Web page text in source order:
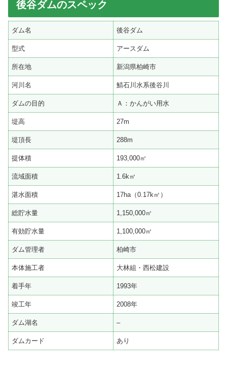
後谷ダムのスペック
ダム名 後谷ダム
型式 アースダム
所在地 新潟県柏崎市
河川名 鯖石川水系後谷川
ダムの目的 Ａ：かんがい用水
堤高 27m
堤頂長 288m
提体積 193,000㎥
流域面積 1.6k㎡
湛水面積 17ha（0.17k㎡）
総貯水量 1,150,000㎥
有効貯水量 1,100,000㎥
ダム管理者 柏崎市
本体施工者 大林組・西松建設
着手年 1993年
竣工年 2008年
ダム湖名 –
ダムカード あり